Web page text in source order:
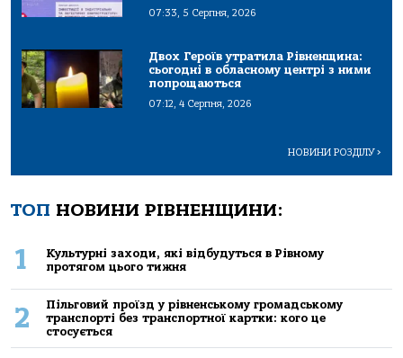
07:33, 5 Серпня, 2026
Двох Героїв утратила Рівненщина:
сьогодні в обласному центрі з ними
попрощаються
07:12, 4 Серпня, 2026
НОВИНИ РОЗДІЛУ>
ТОП НОВИНИ РІВНЕНЩИНИ:
1
Культурні заходи, які відбудуться в Рівному
протягом цього тижня
2
Пільговий проїзд у рівненському громадському
транспорті без транспортної картки: кого це
стосується